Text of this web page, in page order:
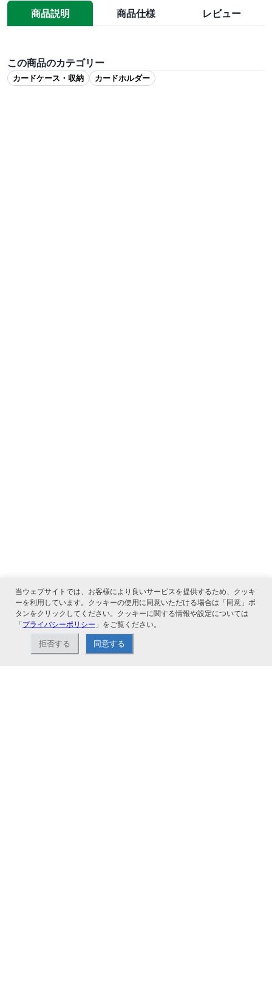
商品説明 商品仕様 レビュー
この商品のカテゴリー
カードケース・収納 カードホルダー
関連サービス
当ウェブサイトでは、お客様により良いサービスを提供するため、クッキ
ーを利用しています。クッキーの使用に同意いただける場合は「同意」ボ
タンをクリックしてください。クッキーに関する情報や設定については
「プライバシーポリシー 」をご覧ください。
拒否する 同意する